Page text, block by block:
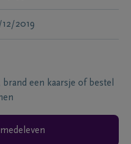
2019
een kaarsje of bestel